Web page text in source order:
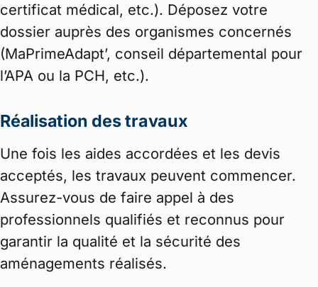
certificat médical, etc.). Déposez votre
dossier auprès des organismes concernés
(MaPrimeAdapt’, conseil départemental pour
l’APA ou la PCH, etc.).
Réalisation des travaux
Une fois les aides accordées et les devis
acceptés, les travaux peuvent commencer.
Assurez-vous de faire appel à des
professionnels qualifiés et reconnus pour
garantir la qualité et la sécurité des
aménagements réalisés.